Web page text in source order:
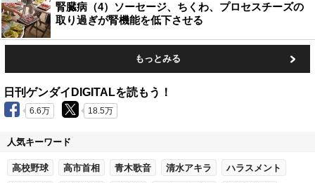
腎臓病（4）ソーセージ、ちくわ、プロセスチーズの
取り過ぎが腎機能を低下させる
もっとみる
日刊ゲンダイDIGITALを読もう！
6.6万 18.5万
人気キーワード
高校野球 高市首相 青木歌音 清水アキラ ハラスメント